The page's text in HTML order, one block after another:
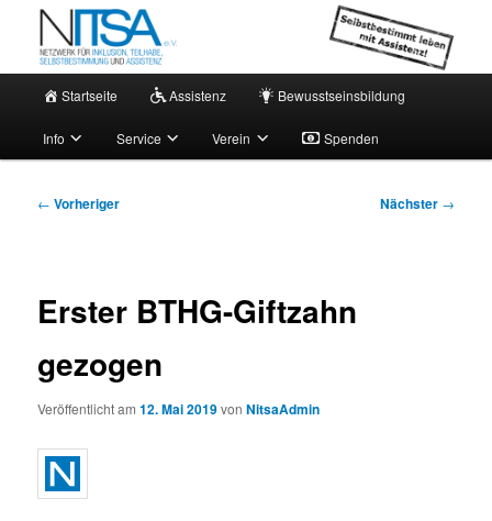
primären
springenNITSA e.V. – Aktuell
Netzwerk für persönliche Assistenz
HauptmenüStartseite Assistenz Bewusstseinsbildung
Info Service Verein Spenden
Beitragsnavigation
← Vorheriger Nächster →
Erster BTHG-Giftzahn
gezogen
Veröffentlicht am12. Mai 2019vonNitsaAdmin